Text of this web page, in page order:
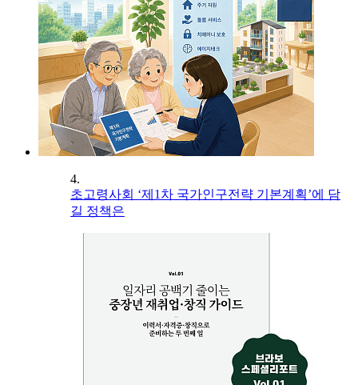
4.
초고령사회 ‘제1차 국가인구전략 기본계획’에 담
길 정책은